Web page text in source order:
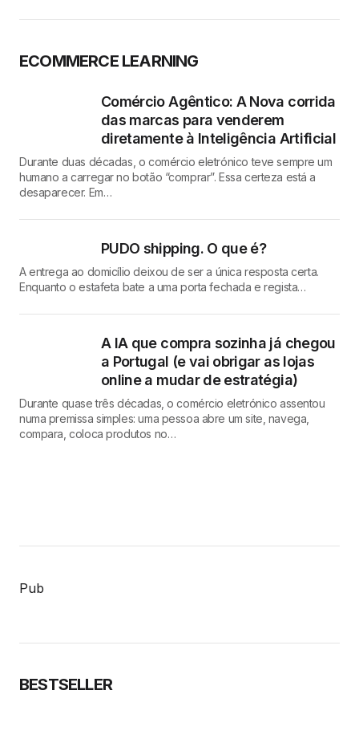
ECOMMERCE LEARNING
Comércio Agêntico: A Nova corrida
das marcas para venderem
diretamente à Inteligência Artificial
Durante duas décadas, o comércio eletrónico teve sempre um
humano a carregar no botão “comprar”. Essa certeza está a
desaparecer. Em…
PUDO shipping. O que é?
A entrega ao domicílio deixou de ser a única resposta certa.
Enquanto o estafeta bate a uma porta fechada e regista…
A IA que compra sozinha já chegou
a Portugal (e vai obrigar as lojas
online a mudar de estratégia)
Durante quase três décadas, o comércio eletrónico assentou
numa premissa simples: uma pessoa abre um site, navega,
compara, coloca produtos no…
Pub
BESTSELLER